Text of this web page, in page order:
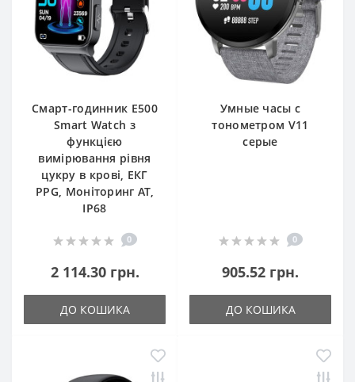
Смарт-годинник E500
Smart Watch з
функцією
вимірювання рівня
цукру в крові, ЕКГ
PPG, Моніторинг АТ,
IP68
0
2 114.30 грн.
ДО КОШИКА
Умные часы с
тонометром V11
серые
0
905.52 грн.
ДО КОШИКА